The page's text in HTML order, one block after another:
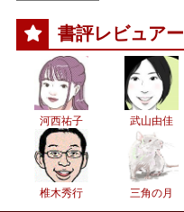
書評レビュアー
河西祐子 武山由佳
椎木秀行 三角の月